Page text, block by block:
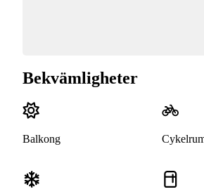
Bekvämligheter
Balkong